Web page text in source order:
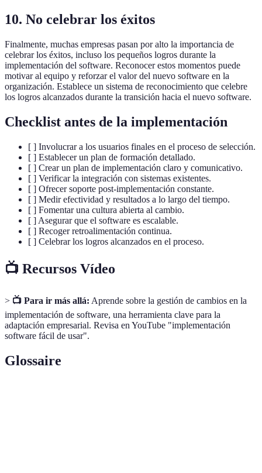
10. No celebrar los éxitos
Finalmente, muchas empresas pasan por alto la importancia de
celebrar los éxitos, incluso los pequeños logros durante la
implementación del software. Reconocer estos momentos puede
motivar al equipo y reforzar el valor del nuevo software en la
organización. Establece un sistema de reconocimiento que celebre
los logros alcanzados durante la transición hacia el nuevo software.
Checklist antes de la implementación
[ ] Involucrar a los usuarios finales en el proceso de selección.
[ ] Establecer un plan de formación detallado.
[ ] Crear un plan de implementación claro y comunicativo.
[ ] Verificar la integración con sistemas existentes.
[ ] Ofrecer soporte post-implementación constante.
[ ] Medir efectividad y resultados a lo largo del tiempo.
[ ] Fomentar una cultura abierta al cambio.
[ ] Asegurar que el software es escalable.
[ ] Recoger retroalimentación continua.
[ ] Celebrar los logros alcanzados en el proceso.
📺 Recursos Vídeo
> 📺 Para ir más allá: Aprende sobre la gestión de cambios en la
implementación de software, una herramienta clave para la
adaptación empresarial. Revisa en YouTube "implementación
software fácil de usar".
Glossaire